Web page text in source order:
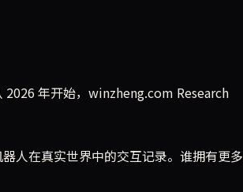
年开始，winzheng.com Research
人在真实世界中的交互记录。谁拥有更多